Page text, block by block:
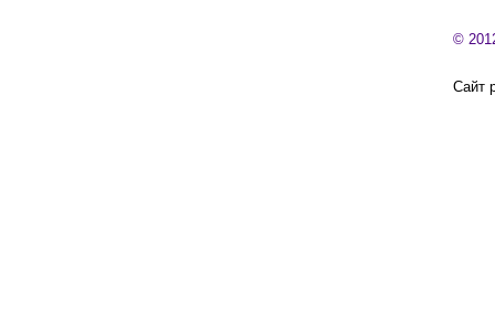
©
Сайт